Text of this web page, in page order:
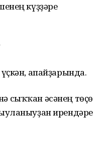
күҙҙәре
апайҙарында.
сыҡҡан әсәнең төҫө
ирендәре